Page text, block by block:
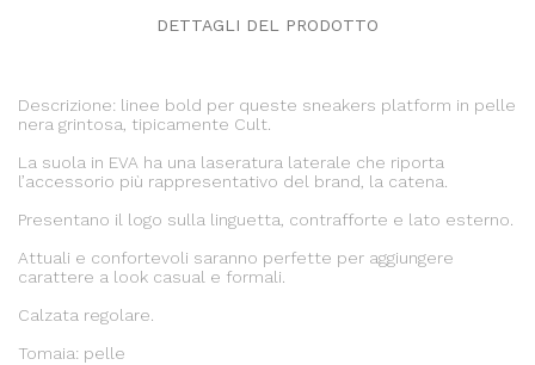
DETTAGLI DEL PRODOTTO
Descrizione: linee bold per queste sneakers platform in pelle
nera grintosa, tipicamente Cult.
La suola in EVA ha una laseratura laterale che riporta
l’accessorio più rappresentativo del brand, la catena.
Presentano il logo sulla linguetta, contrafforte e lato esterno.
Attuali e confortevoli saranno perfette per aggiungere
carattere a look casual e formali.
Calzata regolare.
Tomaia: pelle